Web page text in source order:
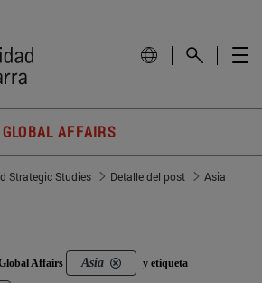
GLOBAL AFFAIRS
Strategic Studies Detalle del post
Asia
Affairs Asia y etiqueta